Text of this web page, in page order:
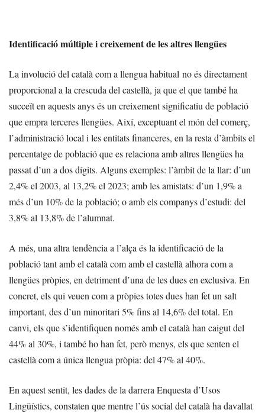
Identificació múltiple i creixement de les altres llengües
La involució del català com a llengua habitual no és directament
proporcional a la crescuda del castellà, ja que el que també ha
succeït en aquests anys és un creixement significatiu de població
que empra terceres llengües. Així, exceptuant el món del comerç,
l’administració local i les entitats financeres, en la resta d’àmbits el
percentatge de població que es relaciona amb altres llengües ha
passat d’un a dos dígits. Alguns exemples: l’àmbit de la llar: d’un
2,4% el 2003, al 13,2% el 2023; amb les amistats: d’un 1,9% a
més d’un 10% de la població; o amb els companys d’estudi: del
3,8% al 13,8% de l’alumnat.
A més, una altra tendència a l’alça és la identificació de la
població tant amb el català com amb el castellà alhora com a
llengües pròpies, en detriment d’una de les dues en exclusiva. En
concret, els qui veuen com a pròpies totes dues han fet un salt
important, des d’un minoritari 5% fins al 14,6% del total. En
canvi, els que s’identifiquen només amb el català han caigut del
44% al 30%, i també ho han fet, però menys, els que senten el
castellà com a única llengua pròpia: del 47% al 40%.
En aquest sentit, les dades de la darrera Enquesta d’Usos
Lingüístics, constaten que mentre l’ús social del català ha davallat